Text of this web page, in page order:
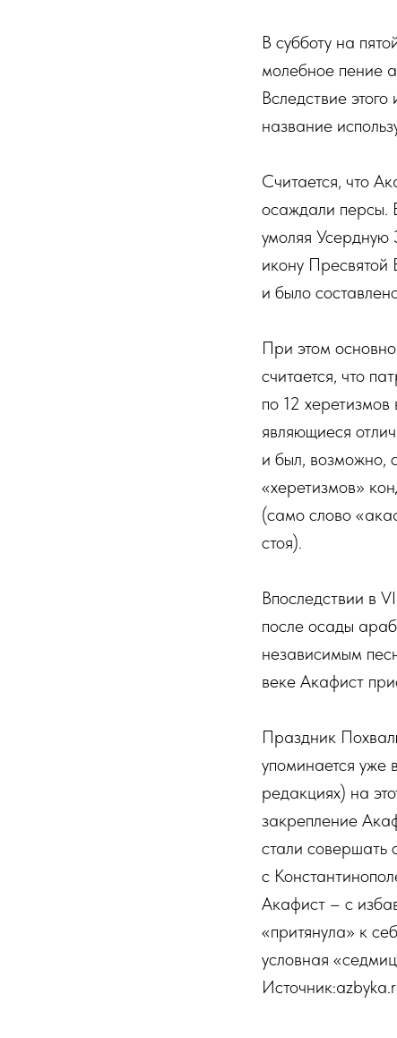
В субботу на
молебное пение
Вследствие
название
Считается, что
осаждали персы.
умоляя Усердную
икону Пресвятой
и было
При этом
считается, что
по 12
являющиеся
и был, возможно,
«херетизмов»
(само слово
стоя).
Впоследствии в
после осады
независимым
веке Акафист
Праздник
упоминается уже
редакциях) на
закрепление
стали совершать
с
Акафист – с
«притянула» к
условная